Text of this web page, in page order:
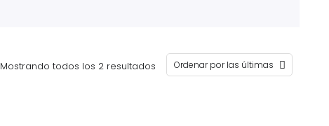
Mostrando todos los 2 resultados